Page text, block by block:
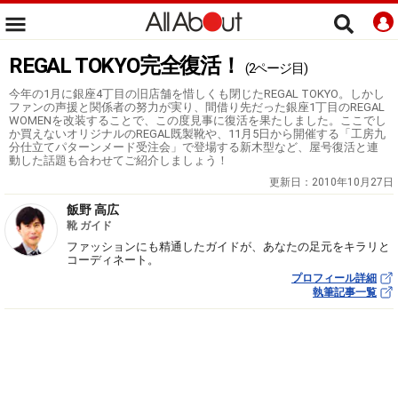
REGAL TOKYO完全復活！ (2ページ目)
今年の1月に銀座4丁目の旧店舗を惜しくも閉じたREGAL TOKYO。しかし
ファンの声援と関係者の努力が実り、間借り先だった銀座1丁目のREGAL
WOMENを改装することで、この度見事に復活を果たしました。ここでし
か買えないオリジナルのREGAL既製靴や、11月5日から開催する「工房九
分仕立てパターンメード受注会」で登場する新木型など、屋号復活と連
動した話題も合わせてご紹介しましょう！
更新日： 2010年10月27日
飯野 高広
靴 ガイド
ファッションにも精通したガイドが、あなたの足元をキラリと
コーディネート。
プロフィール詳細
執筆記事一覧